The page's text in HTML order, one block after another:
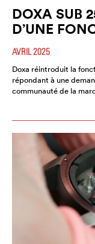
DOXA SUB
D’UNE
AVRIL 2025
Doxa réintroduit la
répondant à une
communauté de la